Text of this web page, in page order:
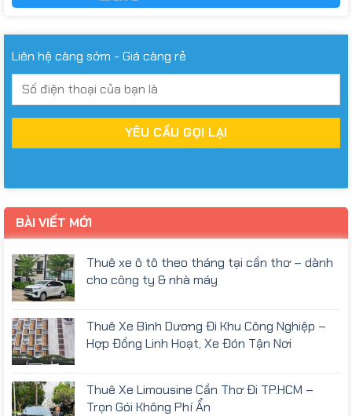
Liên hệ càng sớm - Giá càng rẻ
BÀI VIẾT MỚI
Thuê xe ô tô theo tháng tại cần thơ – dành
cho công ty & nhà máy
Thuê Xe Bình Dương Đi Khu Công Nghiệp –
Hợp Đồng Linh Hoạt, Xe Đón Tận Nơi
Thuê Xe Limousine Cần Thơ Đi TP.HCM –
Trọn Gói Không Phí Ẩn